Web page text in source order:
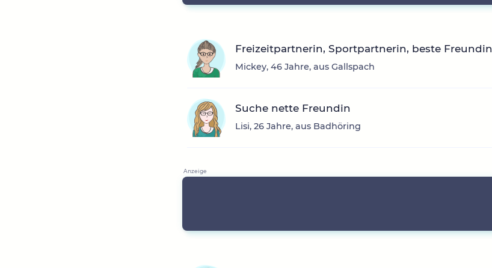
Freizeitpartnerin, Sportpartnerin, beste Freundin
Mickey, 46 Jahre, aus Gallspach
Suche nette Freundin
Lisi, 26 Jahre, aus Badhöring